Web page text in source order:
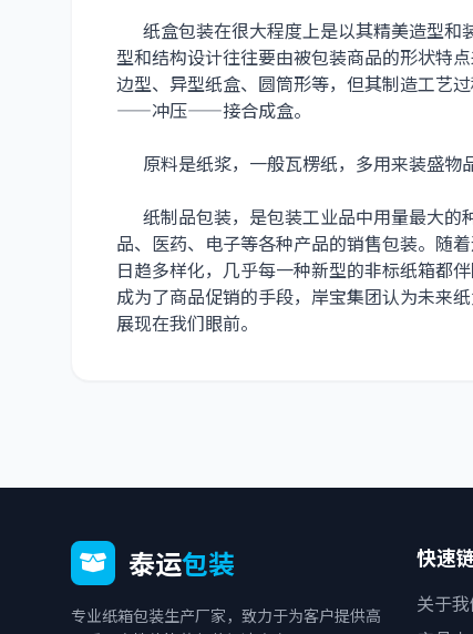
纸盒包装在很大程度上是以其精美造型和
型和结构设计往往要由被包装商品的形状特
边型、异型纸盒、圆筒形等，但其制造工
——冲压——接合成盒。
原料是纸浆，一般瓦楞纸，多用来装盛物
纸制品包装，是包装工业品中用量最大的
品、医药、电子等各种产品的销售包装。随
日趋多样化，几乎每一种新型的非标纸箱都
成为了商品促销的手段，岸宝集团认为未来
展现在我们眼前。
泰运包装
专业纸箱包装生产厂家，致力于为客户提供高
快速
关于